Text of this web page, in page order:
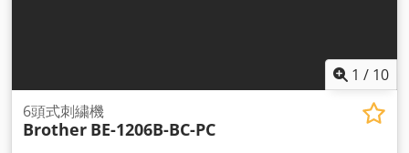
1 / 10
6頭式刺繍機
Brother BE-1206B-BC-PC